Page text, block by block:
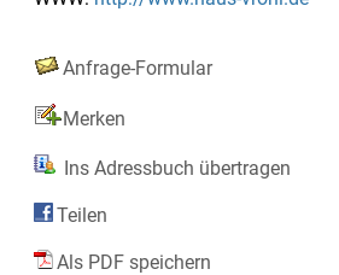
Anfrage-Formular
Merken
Ins Adressbuch übertragen
Teilen
Als PDF speichern